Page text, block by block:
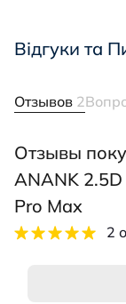
Відгуки та
Отзывов 2
Отзывы
ANANK
Pro Max
2